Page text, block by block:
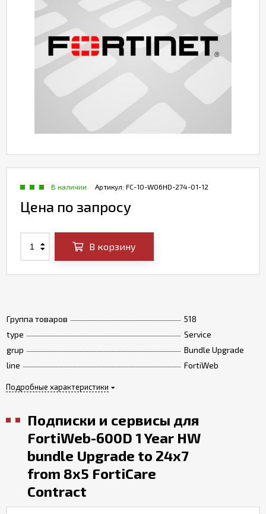
Группа товаров
518
type
Service
grup
Bundle Upgrade
line
FortiWeb
Подробные характеристики
Артикул: FC-10-W06HD-274-01-12
В наличии
Цена по запросу
В корзину
Подписки и сервисы для
FortiWeb-600D 1 Year HW
bundle Upgrade to 24x7
from 8x5 FortiCare
Contract